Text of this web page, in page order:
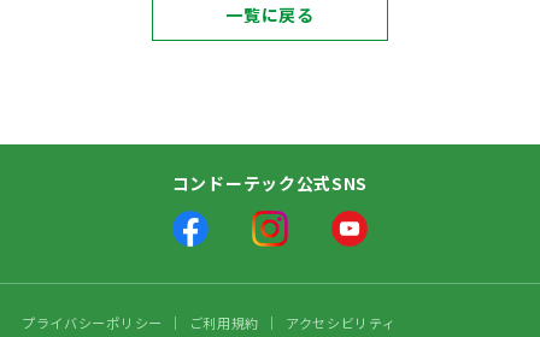
一覧に戻る
コンドーテック公式SNS
プライバシーポリシー ご利用規約 アクセシビリティ